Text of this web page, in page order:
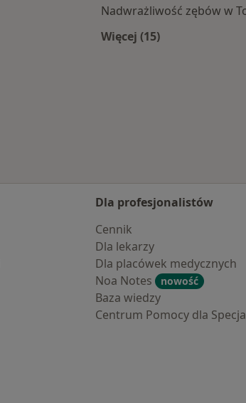
Nadwrażliwość zębów w
Więcej (15)
Dla profesjonalistów
Cennik
Dla lekarzy
Dla placówek medycznych
Noa Notes
nowość
Baza wiedzy
Centrum Pomocy dla